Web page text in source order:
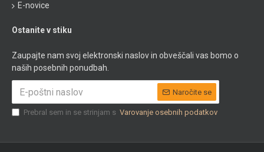
E-novice
Ostanite v stiku
Zaupajte nam svoj elektronski naslov in obveščali vas bomo o
naših posebnih ponudbah.
Naročite se
Prebral sem in se strinjam s Varovanje osebnih podatkov